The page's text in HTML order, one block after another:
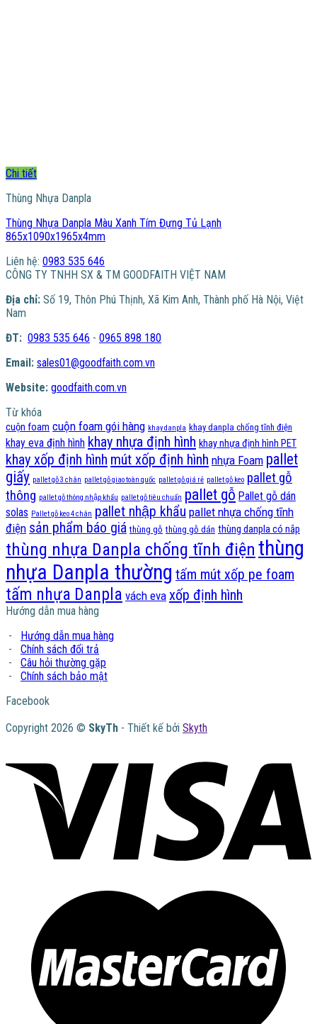
Chi tiết
Thùng Nhựa Danpla
Thùng Nhựa Danpla Màu Xanh Tím Đựng Tủ Lạnh
865x1090x1965x4mm
Liên hệ: 0983 535 646
CÔNG TY TNHH SX & TM GOODFAITH VIỆT NAM
Địa chỉ: Số 19, Thôn Phú Thịnh, Xã Kim Anh, Thành phố Hà Nội, Việt
Nam
ĐT: 0983 535 646 - 0965 898 180
Email: sales01@goodfaith.com.vn
Website: goodfaith.com.vn
Từ khóa
cuộn foam cuộn foam gói hàng khay danpla khay danpla chống tĩnh điện
khay eva định hình khay nhựa định hình khay nhựa định hình PET
khay xốp định hình mút xốp định hình nhựa Foam pallet
giấy pallet gỗ 3 chân pallet gỗ giao toàn quốc pallet gỗ giá rẻ pallet gỗ keo pallet gỗ
thông pallet gỗ thông nhập khẩu pallet gỗ tiêu chuẩn pallet gỗ Pallet gỗ dán
solas Pallet gỗ keo 4 chân pallet nhập khẩu pallet nhựa chống tĩnh
điện sản phẩm báo giá thùng gỗ thùng gỗ dán thùng danpla có nắp
thùng nhựa Danpla chống tĩnh điện thùng
nhựa Danpla thường tấm mút xốp pe foam
tấm nhựa Danpla vách eva xốp định hình
Hướng dẫn mua hàng
- Hướng dẫn mua hàng
- Chính sách đổi trả
- Câu hỏi thường gặp
- Chính sách bảo mật
Facebook
Copyright 2026 © SkyTh - Thiết kế bởi Skyth